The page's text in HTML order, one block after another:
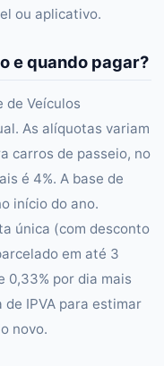
ou aplicativo.
e quando pagar?
de Veículos
As alíquotas variam
carros de passeio, no
é 4%. A base de
início do ano.
única (com desconto
em até 3
0,33% por dia mais
de IPVA para estimar
novo.